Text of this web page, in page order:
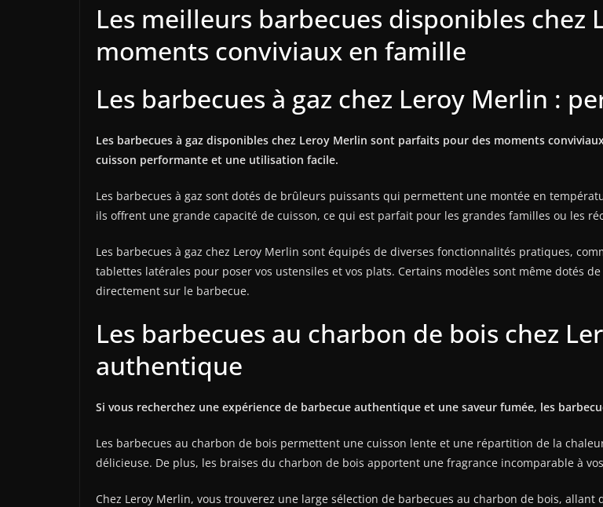
Les meilleurs barbecues disponibles chez
moments conviviaux en famille
Les barbecues à gaz chez Leroy Merlin :
Les barbecues à gaz disponibles chez Leroy Merlin sont parfaits pour des moments
cuisson performante et une utilisation facile.
Les barbecues à gaz sont dotés de brûleurs puissants qui permettent une montée en
ils offrent une grande capacité de cuisson, ce qui est parfait pour les grandes familles ou les
Les barbecues à gaz chez Leroy Merlin sont équipés de diverses fonctionnalités pratiques,
tablettes latérales pour poser vos ustensiles et vos plats. Certains modèles sont même dotés
directement sur le barbecue.
Les barbecues au charbon de bois chez
authentique
Si vous recherchez une expérience de barbecue authentique et une saveur fumée, les
Les barbecues au charbon de bois permettent une cuisson lente et une répartition de la
délicieuse. De plus, les braises du charbon de bois apportent une fragrance incomparable à
Chez Leroy Merlin, vous trouverez une large sélection de barbecues au charbon de bois,